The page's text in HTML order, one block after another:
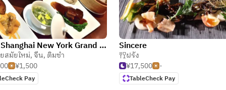
Joe's Shanghai New York Grand Front Osaka
ยสมัยใหม่, จีน, ติ่มซำ
¥1,500
Pay
Sincere
ฝรั่ง
¥17,500
-
TableCheck Pay